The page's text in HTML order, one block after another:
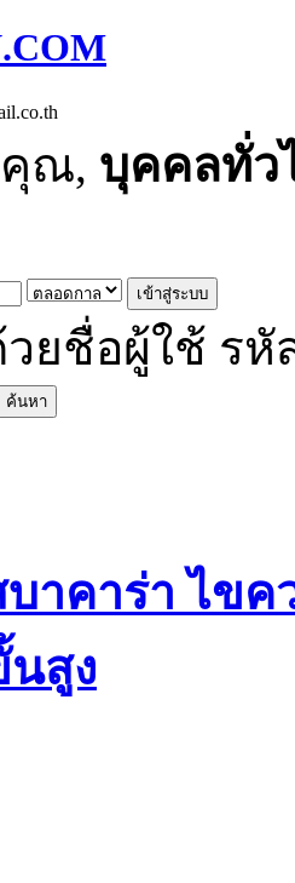
ณ, บุคคลทั่ว
ยชื่อผู้ใช้ รหั
าคาร่า ไขค
นสูง